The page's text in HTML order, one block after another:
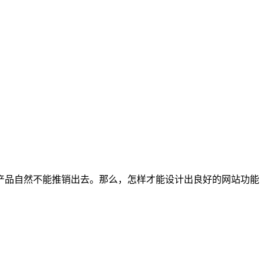
自然不能推销出去。那么，怎样才能设计出良好的网站功能